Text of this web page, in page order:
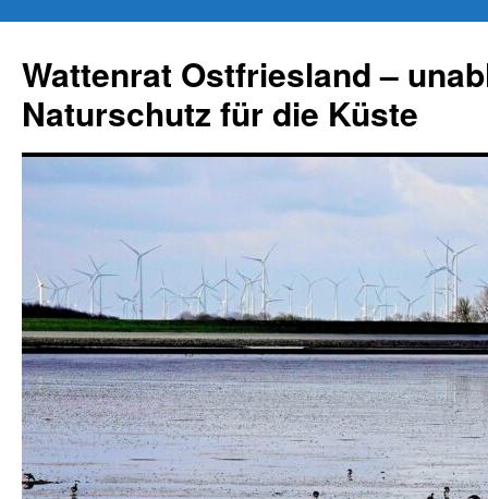
springen
Wattenrat Ostfriesland –
Naturschutz für die Küste